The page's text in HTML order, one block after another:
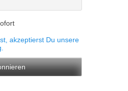
akzeptierst Du unsere